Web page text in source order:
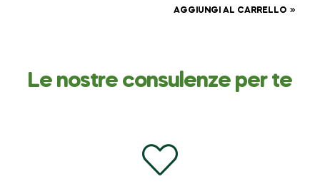
AGGIUNGI AL CARRELLO
Le nostre consulenze per te